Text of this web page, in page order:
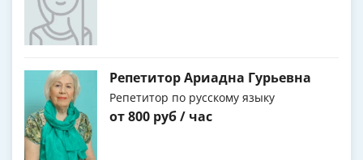
Репетитор Ариадна Гурьевна
Репетитор по русскому языку
от 800 руб / час